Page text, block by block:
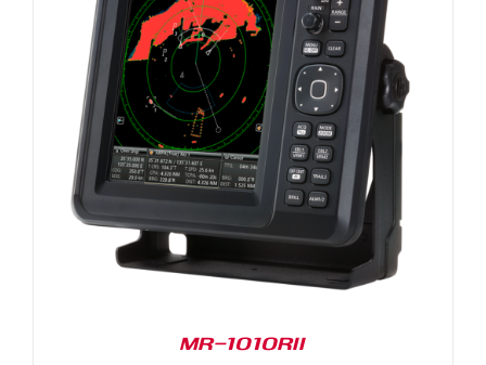
MR-1010RII